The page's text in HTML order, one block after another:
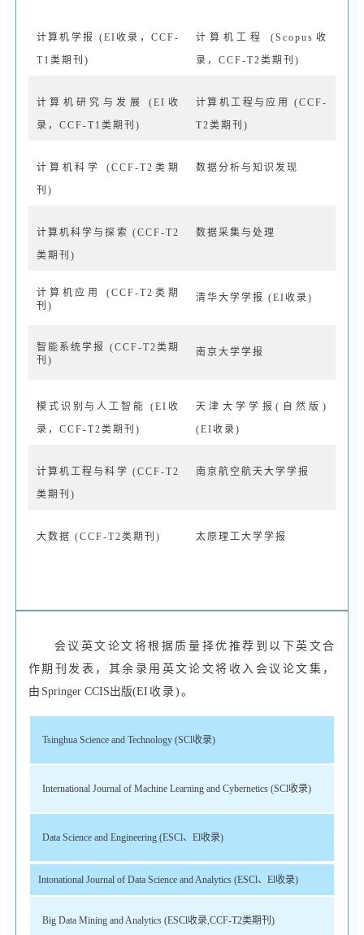
计算机学报
(EI收录，CCF-
T1类期刊)
计算机工程
(Scopus收
录，CCF-T2类期刊)
计算机研究与发展
(EI收
录，CCF-T1类期刊)
计算机工程与应用
(CCF-
T2类期刊)
计算机科学
(CCF-T2类期
刊)
数据分析与知识发现
计算机科学与探索 (CCF-T2
类期刊)
数据采集与处理
计算机应用
(CCF-T2类期
刊)
清华大学学报 (EI收录)
智能系统学报
(CCF-T2类期
刊)
南京大学学报
模式识别与人工智能
(EI收
录，CCF-T2类期刊)
天津大学学报(自然版)
(EI收录)
计算机工程与科学 (CCF-T2
类期刊)
南京航空航天大学学报
大数据 (CCF-T2类期刊) 太原理工大学学报
会议英文论文将根据质量择优推荐到以下英文合
作期刊发表，其余录用英文论文将收入会议论文集，
由 Springer CCIS出版(EI收录)。
Tsinghua Science and Technology (SCl收录)
International Journal of Machine Learning and Cybernetics (SCl收录)
Data Science and Engineering (ESCl、El收录)
Intonational Journal of Data Science and Analytics (ESCl、El收录)
Big Data Mining and Analytics (ESCl收录,CCF-T2类期刊)